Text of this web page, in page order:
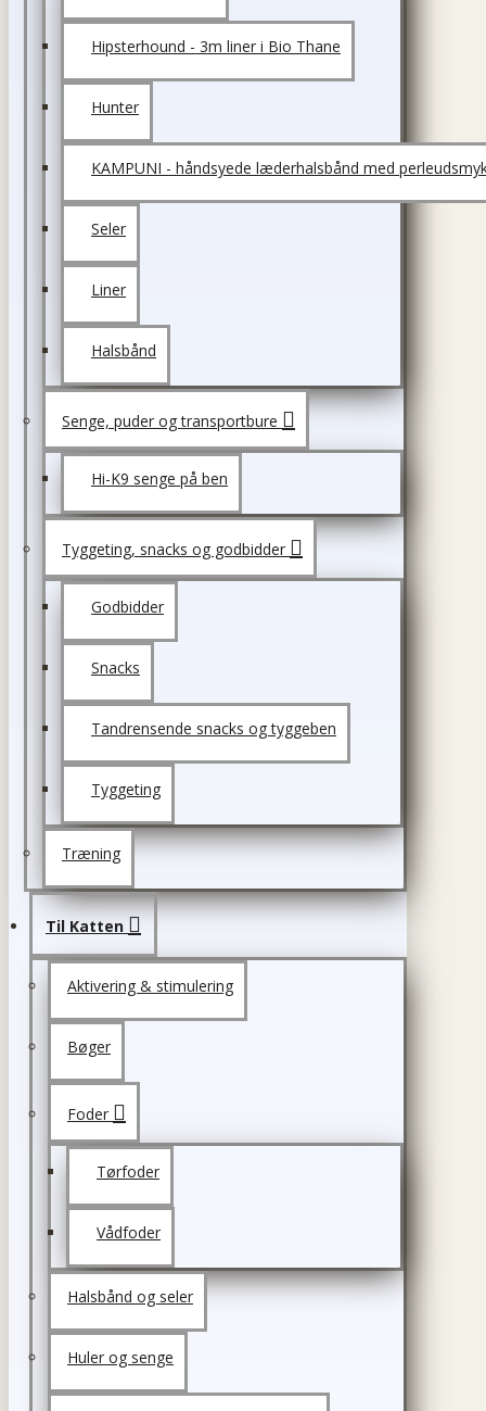
Hipsterhound - 3m liner i Bio Thane
Hunter
KAMPUNI - håndsyede læderhalsbånd med
Seler
Liner
Halsbånd
Senge, puder og transportbure
Hi-K9 senge på ben
Tyggeting, snacks og godbidder
Godbidder
Snacks
Tandrensende snacks og tyggeben
Tyggeting
Træning
Til Katten
Aktivering & stimulering
Bøger
Foder
Tørfoder
Vådfoder
Halsbånd og seler
Huler og senge